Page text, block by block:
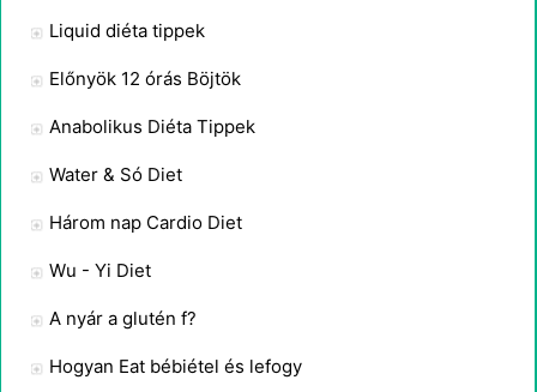
Liquid diéta tippek
Előnyök 12 órás Böjtök
Anabolikus Diéta Tippek
Water & Só Diet
Három nap Cardio Diet
Wu - Yi Diet
A nyár a glutén f?
Hogyan Eat bébiétel és lefogy